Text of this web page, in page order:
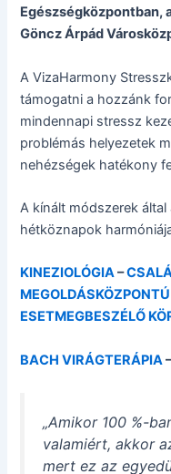
Egészségközpontban,
Göncz Árpád
A VizaHarmony
támogatni a hozzánk
mindennapi stressz
problémás helyezetek
nehézségek hatékony
A kínált módszerek
hétköznapok
KINEZIOLÓGIA–
ESETMEGBESZÉLŐ
BACH VIRÁGTERÁPIA
„Amikor 100 %-
valamiért, akkor
mert ez az